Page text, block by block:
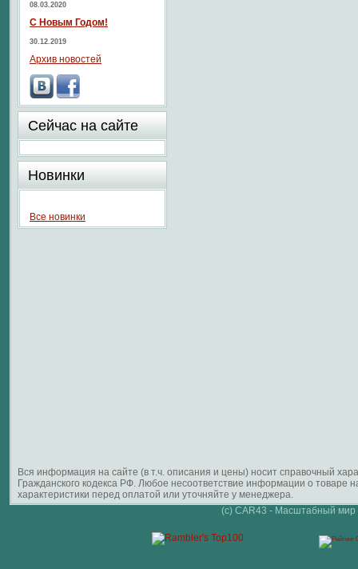
08.03.2020
С Новым Годом!
30.12.2019
Архив новостей
Сейчас на сайте
Новинки
Все новинки
Вся информация на сайте (в т.ч. описания и цены) носит справочный
Гражданского кодекса РФ. Любое несоответствие информации о
характеристики перед оплатой или уточняйте у менеджера.
(c) CAR43 - Масштабный мир